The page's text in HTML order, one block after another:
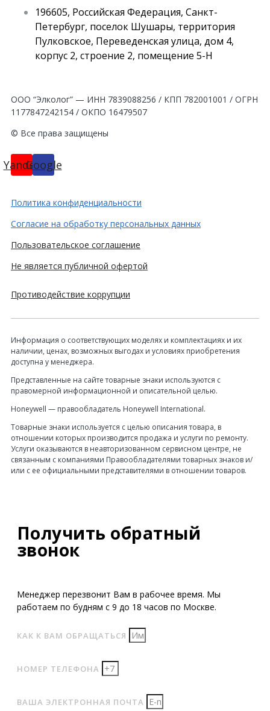
196605, Российская Федерация, Санкт-
Петербург, поселок Шушары, территория
Пулковское, Переведенская улица, дом 4,
корпус 2, строение 2, помещение 5-Н
ООО “Элколог” — ИНН 7839088256 / КПП 782001001 / ОГРН
1177847242154 / ОКПО 16479507
© Все права защищены
YandexGoogle
Политика конфиденциальности
Согласие на обработку персональных данных
Пользовательское соглашение
Не является публичной офертой
Противодействие коррупции
Информация о соответствующих моделях и комплектациях и их
наличии, ценах, возможных выгодах и условиях приобретения
доступна у менеджера.
Представленные на сайте товарные знаки используются с
правомерной информационной и описательной целью.
Honeywell — правообладатель Honeywell International.
Товарные знаки используется с целью описания товара, в
отношении которых производится продажа и услуги по ремонту.
Услуги оказываются в неавторизованном сервисном центре, не
связанным с компаниями Правообладателями товарных знаков и/
или с ее официальными представителями в отношении товаров.
Получить обратный
звонок
Менеджер перезвонит Вам в рабочее время. Мы
работаем по будням с 9 до 18 часов по Москве.
КАК К ВАМ ОБРАЩАТЬСЯ
НОМЕР ТЕЛЕФОНА
ВАША ЭЛЕКТРОННАЯ ПОЧТА